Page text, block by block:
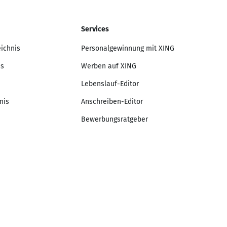
Services
Personalgewinnung mit XING
Werben auf XING
Lebenslauf-Editor
Anschreiben-Editor
Bewerbungsratgeber